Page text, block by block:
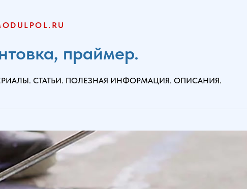
праймер.
СТАТЬИ. ПОЛЕЗНАЯ ИНФОРМАЦИЯ. ОПИСАНИЯ.